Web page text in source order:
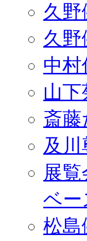
久野
久
中村
山
斎
及
展
ベー
松島